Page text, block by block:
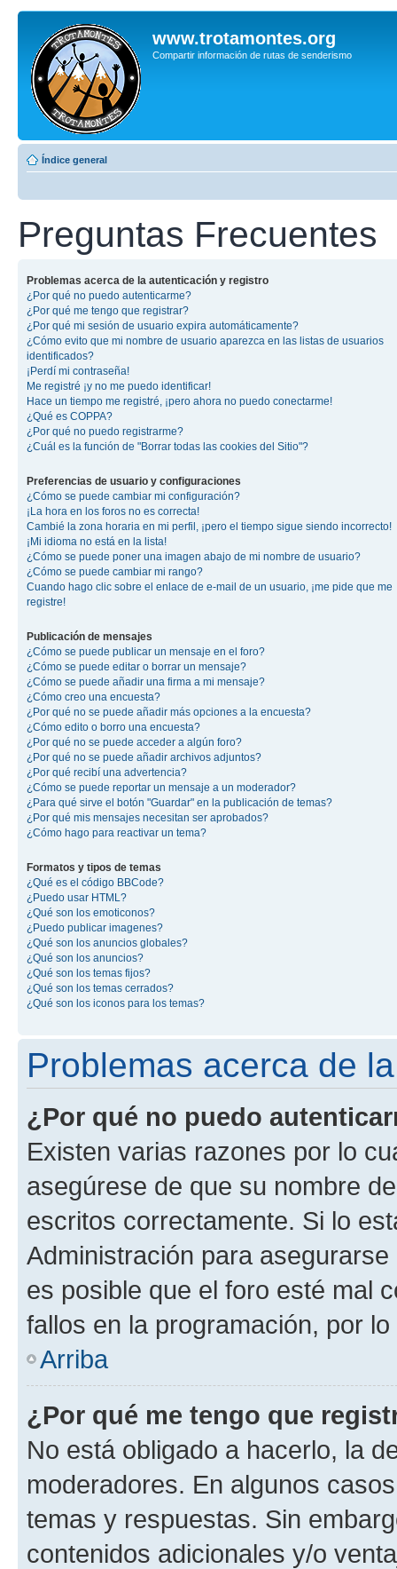
www.trotamontes.org
Compartir información de rutas de senderismo
Índice general
Preguntas Frecuentes
Problemas acerca de la autenticación y registro
¿Por qué no puedo autenticarme?
¿Por qué me tengo que registrar?
¿Por qué mi sesión de usuario expira automáticamente?
¿Cómo evito que mi nombre de usuario aparezca en las listas de usuarios
identificados?
¡Perdí mi contraseña!
Me registré ¡y no me puedo identificar!
Hace un tiempo me registré, ¡pero ahora no puedo conectarme!
¿Qué es COPPA?
¿Por qué no puedo registrarme?
¿Cuál es la función de "Borrar todas las cookies del Sitio"?
Preferencias de usuario y configuraciones
¿Cómo se puede cambiar mi configuración?
¡La hora en los foros no es correcta!
Cambié la zona horaria en mi perfil, ¡pero el tiempo sigue siendo incorrecto!
¡Mi idioma no está en la lista!
¿Cómo se puede poner una imagen abajo de mi nombre de usuario?
¿Cómo se puede cambiar mi rango?
Cuando hago clic sobre el enlace de e-mail de un usuario, ¡me pide que me
registre!
Publicación de mensajes
¿Cómo se puede publicar un mensaje en el foro?
¿Cómo se puede editar o borrar un mensaje?
¿Cómo se puede añadir una firma a mi mensaje?
¿Cómo creo una encuesta?
¿Por qué no se puede añadir más opciones a la encuesta?
¿Cómo edito o borro una encuesta?
¿Por qué no se puede acceder a algún foro?
¿Por qué no se puede añadir archivos adjuntos?
¿Por qué recibí una advertencia?
¿Cómo se puede reportar un mensaje a un moderador?
¿Para qué sirve el botón "Guardar" en la publicación de temas?
¿Por qué mis mensajes necesitan ser aprobados?
¿Cómo hago para reactivar un tema?
Formatos y tipos de temas
¿Qué es el código BBCode?
¿Puedo usar HTML?
¿Qué son los emoticonos?
¿Puedo publicar imagenes?
¿Qué son los anuncios globales?
¿Qué son los anuncios?
¿Qué son los temas fijos?
¿Qué son los temas cerrados?
¿Qué son los iconos para los temas?
Problemas acerca de
¿Por qué no puedo
Existen varias razones por lo
asegúrese de que su nombre
escritos correctamente. Si lo
Administración para
es posible que el foro esté mal
fallos en la programación, por
Arriba
¿Por qué me tengo que
No está obligado a hacerlo, la
moderadores. En algunos
temas y respuestas. Sin
contenidos adicionales y/o